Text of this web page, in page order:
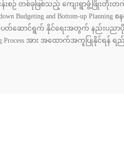
ါ လုပ်ငန်းစဉ် တစ်ခုဖြစ်သည့် ကျေးရွာဖွံ့ဖ
Budgeting and Bottom-up
ည်ပတ်ဆောင်ရွက် နိုင်ရေးအတွက် နည်းပည
Process အား အထောက်အကူပြုနိုင်ရန်